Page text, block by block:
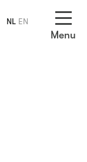
Menu
NL EN